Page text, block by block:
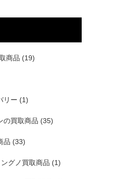
商品 (19)
リー (1)
の買取商品 (35)
品 (33)
グノ買取商品 (1)